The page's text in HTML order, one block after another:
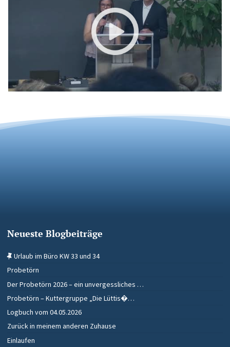
Neueste Blogbeiträge
Urlaub im Büro KW 33 und 34
Probetörn
Der Probetörn 2026 – ein unvergessliches …
Probetörn – Kuttergruppe „Die Lüttis�…
Logbuch vom 04.05.2026
Zurück in meinem anderen Zuhause
Einlaufen